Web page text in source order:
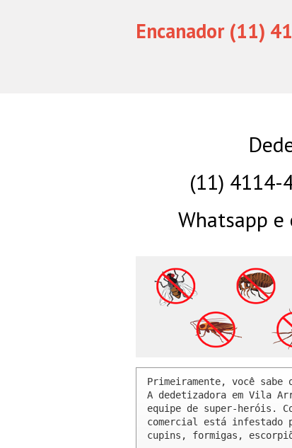
Encanador (11)
(11)
Whatsapp
Primeiramente, você
A dedetizadora em Vila
equipe de super-heróis.
comercial está infestado
cupins, formigas,